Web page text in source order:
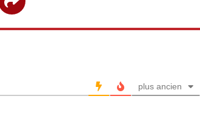
Share
plus ancien